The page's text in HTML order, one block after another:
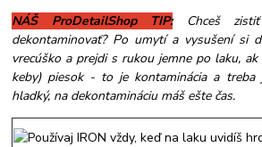
NÁŠ ProDetailShop TIP:
Chceš
dekontaminovať? Po umytí a vysušení si
vrecúško a prejdi s rukou jemne po laku,
keby) piesok - to je kontaminácia a
hladký, na dekontamináciu máš ešte čas.